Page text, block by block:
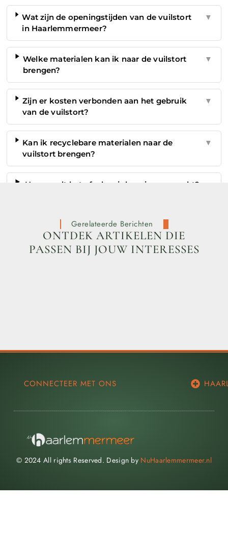
Wat zijn de openingstijden van de vuilstort
in Haarlemmermeer?
▼
Welke materialen kan ik naar de vuilstort
brengen?
▼
Zijn er kosten verbonden aan het gebruik
van de vuilstort?
▼
Kan ik recyclebare materialen naar de
vuilstort brengen?
▼
Hoe wordt het afval na inlevering verwerkt?
Gerelateerde Berichten
ONTDEK ARTIKELEN DIE
PASSEN BIJ JOUW INTERESSES
CONNECTEER MET ONS
© 2024 All rights Reserved. Design by NuHaarlemmermeer.nl